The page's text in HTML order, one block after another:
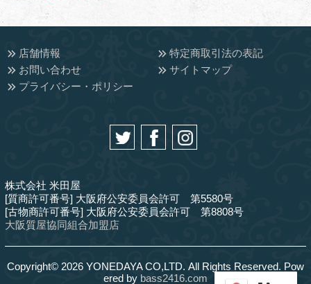
店舗情報
特定商取引法の表記
お問い合わせ
サイトマップ
プライバシー・ポリシー
株式会社 米田屋
[質商許可番号] 大阪府公安委員会許可 第5580号
[古物商許可番号] 大阪府公安委員会許可 第8808号
大阪質屋協同組合加盟店
Copyright© 2026 YONEDAYA CO,LTD. All Rights Reserved. Pow
ered by bass2416.com